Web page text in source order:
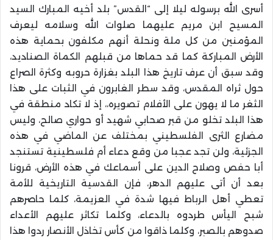
أسرى الله برسوله ليلا إلى “القدس” بلد أخيه المبارك السيد
المسيح ابن مريم عليهما صلوات الله وسلامه ليعرف
المؤمنين من كل ملة ونحلة أنهم مكلفون بحماية هذه
الأرض المباركة كما قد حماها من قبلهم الكماة الصناديد،
وقد سبق أن عرف تاريخ هذا البلد بغزارة حروبه وكثرة الصراع
حول ثراه المقدس، وقد سطر الغابرون في الثبات على هذا
الثغر ما لا يهون على الأفلام تصويره،، إذ لا تكاد منطقة في
هذا البلد تخلو من قبر صحابي شهيد أو حواري صالح، وليس
مضارع الثرى الفلسطيني بمختلف عن الماضي في هذه
الجزئية، ولن تجد عجبا من وقع دعاء أم فلسطينية تستنجد
أبا حفص وصلاح الدين على أسماعك في هذه الأرض، قرونا
بعد أن أتى عليهم الدهر، فإن القدسية التاريخية للأمة
تعطي أهل الرباط فيها شدة في العزيمة، كلما حاصرهم
شبح اليأس طردوه بالدعاء، وكلما تكاثر عليهم الأعداء
صدوهم بالصبر، وكلما ذاقوا من كأس تخاذل الأنصار ردوا هذا